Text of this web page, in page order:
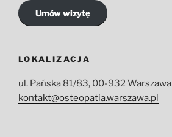
Umów wizytę
LOKALIZACJA
ul. Pańska 81/83, 00-932 Warszawa
kontakt@osteopatia.warszawa.pl